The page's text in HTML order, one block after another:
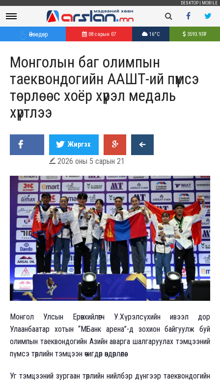
DESKTOP MOBILE
Өнөөдөр 08 сарын 07 16°C 3593.93₮
Монголын баг олимпын
таеквондогийн ААШТ-ий пүмсэ
төрлөөс хоёр хүрэл медаль
хүртлээ
Жиргэх
 2026 оны 5 сарын 21
Монгол Улсын Ерөнхийлөгч У.Хүрэлсүхийн ивээл дор
Улаанбаатар хотын “МБанк арена”-д зохион байгуулж буй
олимпын таеквондогийн Азийн аварга шалгаруулах тэмцээний
пүмсэ төрлийн тэмцээн өчигдөр өндөрлөлөө.
Уг тэмцээний зургаан төрлийн нийлбэр дүнгээр таеквондогийн